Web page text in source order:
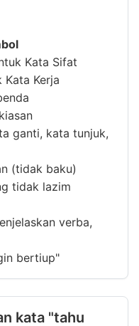
Kata Sifat
Kata Kerja
ganti, kata tunjuk,
(tidak baku)
tidak lazim
verba,
bertiup"
kata "tahu